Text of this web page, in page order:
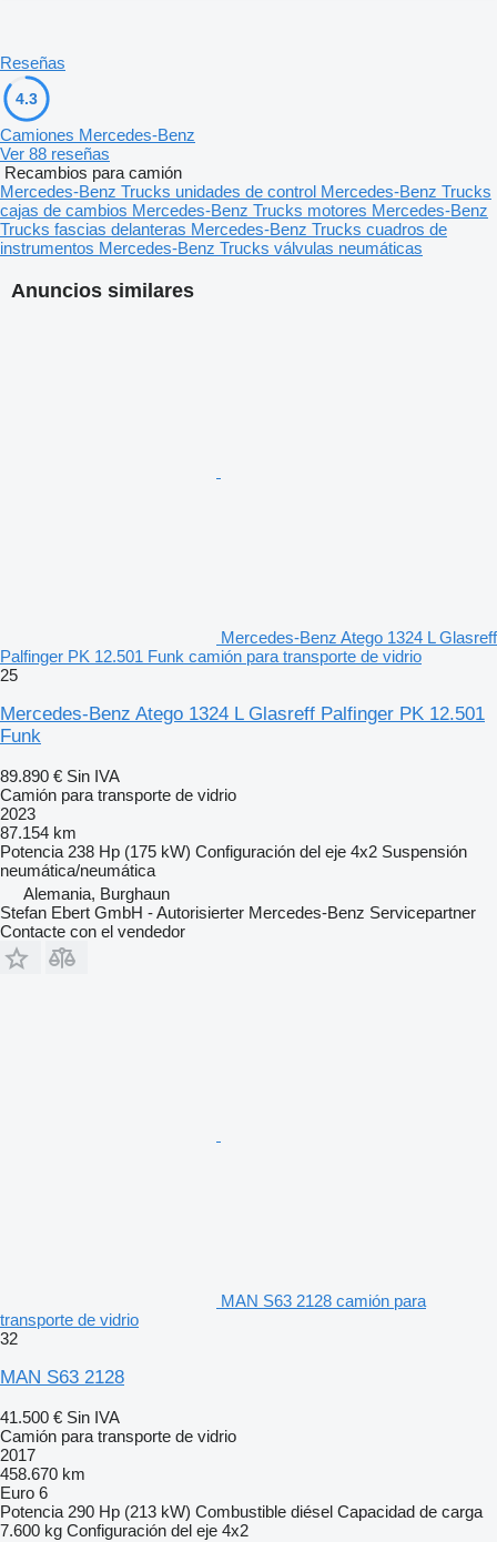
Anuncios similares
Mercedes-Benz Atego 1324 L Glasreff
Palfinger PK 12.501 Funk camión para transporte de vidrio
25
Mercedes-Benz Atego 1324 L Glasreff Palfinger PK 12.501
Funk
89.890 € Sin IVA
Camión para transporte de vidrio
2023
87.154 km
Potencia 238 Hp (175 kW) Configuración del eje 4x2 Suspensión
neumática/neumática
Alemania, Burghaun
Stefan Ebert GmbH - Autorisierter Mercedes-Benz Servicepartner
Contacte con el vendedor
MAN S63 2128 camión para
transporte de vidrio
32
MAN S63 2128
41.500 € Sin IVA
Camión para transporte de vidrio
2017
458.670 km
Euro 6
Potencia 290 Hp (213 kW) Combustible diésel Capacidad de carga
7.600 kg Configuración del eje 4x2
Reseñas
4.3
Camiones Mercedes-Benz
Ver 88 reseñas
Recambios para camión
Mercedes-Benz Trucks unidades de control Mercedes-Benz Trucks
cajas de cambios Mercedes-Benz Trucks motores Mercedes-Benz
Trucks fascias delanteras Mercedes-Benz Trucks cuadros de
instrumentos Mercedes-Benz Trucks válvulas neumáticas